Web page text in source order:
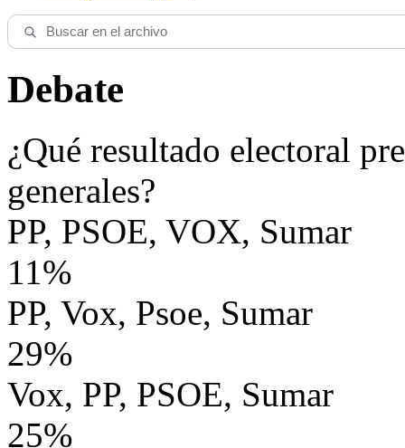
Debate
¿Qué resultado electoral
generales?
PP, PSOE, VOX, Sumar
11%
PP, Vox, Psoe, Sumar
29%
Vox, PP, PSOE, Sumar
25%